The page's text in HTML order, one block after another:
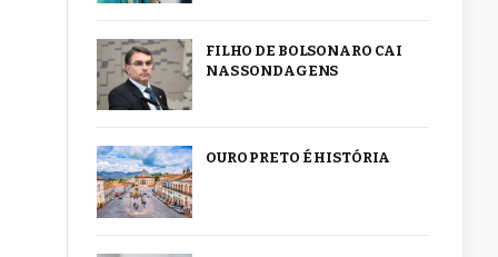
FILHO DE BOLSONARO CAI
NAS SONDAGENS
OURO PRETO É HISTÓRIA